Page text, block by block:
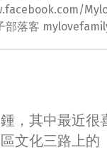
部落客
，其中最近很
文化三路上的